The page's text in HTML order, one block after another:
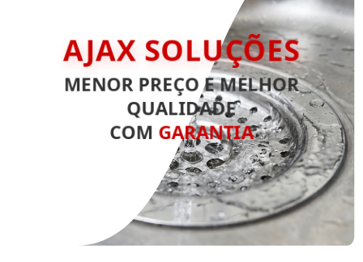
AJAX SOLUÇÕES
MENOR PREÇO E MELHOR
QUALIDADE
COM GARANTIA